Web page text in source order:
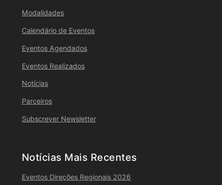
Modalidades
Calendário de Eventos
Eventos Agendados
Eventos Realizados
Notícias
Parceiros
Subscrever Newsletter
Notícias Mais Recentes
Eventos Direções Regionais 2026